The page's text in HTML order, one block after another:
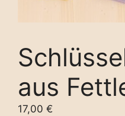
aus
17,00 €